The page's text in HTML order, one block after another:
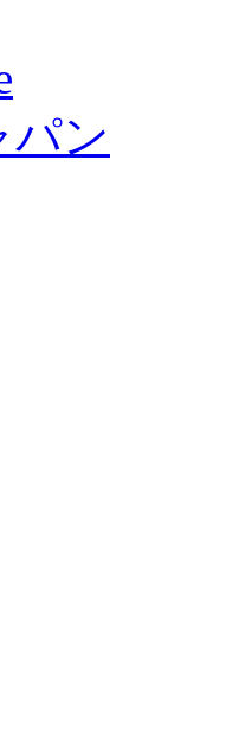
パン